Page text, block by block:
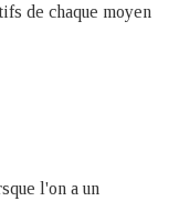
de chaque moyen
l'on a un